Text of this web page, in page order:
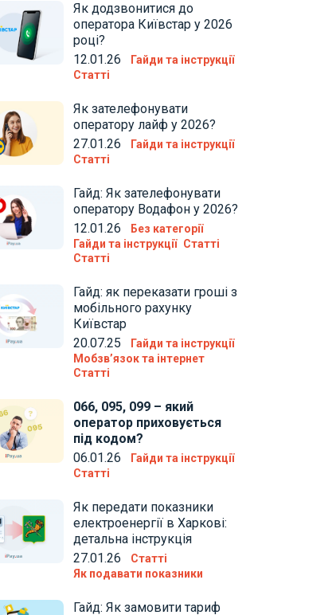
Як додзвонитися до
оператора Київстар у 2026
році?
12.01.26
Гайди та інструкції
Статті
Як зателефонувати
оператору лайф у 2026?
27.01.26
Гайди та інструкції
Статті
Гайд: Як зателефонувати
оператору Водафон у 2026?
12.01.26
Без категорії
Гайди та інструкції Статті
Статті
Гайд: як переказати гроші з
мобільного рахунку
Київстар
20.07.25
Гайди та інструкції
Мобзв’язок та інтернет
Статті
066, 095, 099 – який
оператор приховується
під кодом?
06.01.26
Гайди та інструкції
Статті
Як передати показники
електроенергії в Харкові:
детальна інструкція
27.01.26
Статті
Як подавати показники
Гайд: Як замовити тариф